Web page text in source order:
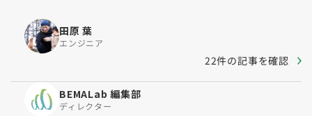
田原 葉
エンジニア
22件の記事を確認
BEMALab 編集部
ディレクター